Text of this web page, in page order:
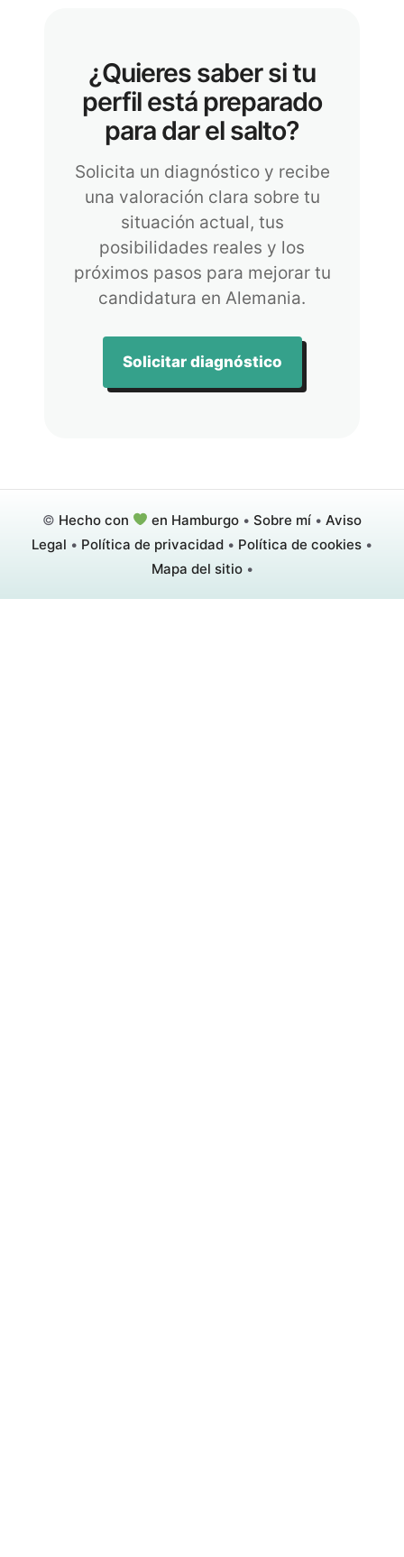
¿Quieres saber si tu
perfil está preparado
para dar el salto?
Solicita un diagnóstico y recibe
una valoración clara sobre tu
situación actual, tus
posibilidades reales y los
próximos pasos para mejorar tu
candidatura en Alemania.
Solicitar diagnóstico
© Hecho con en Hamburgo •Sobre mí •Aviso
Legal • Política de privacidad • Política de cookies •
Mapa del sitio•